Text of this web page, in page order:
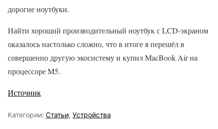
дорогие ноутбуки.
Найти хороший производительный ноутбук с LCD-экраном
оказалось настолько сложно, что в итоге я перешёл в
совершенно другую экосистему и купил MacBook Air на
процессоре M5.
Источник
Категории: Статьи, Устройства